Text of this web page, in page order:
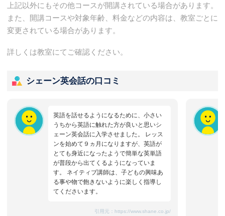
上記以外にもその他コースが開講されている場合があります。
また、開講コースや対象年齢、料金などの内容は、教室ごとに
変更されている場合があります。
詳しくは教室にてご確認ください。
シェーン英会話の口コミ
英語を話せるようになるために、小さい
うちから英語に触れた方が良いと思いシ
ェーン英会話に入学させました。 レッス
ンを始めて９ヵ月になりますが、英語が
とても身近になったようで簡単な英単語
が普段から出てくるようになっていま
す。 ネイティブ講師は、子どもの興味あ
る事や物で飽きないように楽しく指導し
てくださいます。
引用元： https://www.shane.co.jp/